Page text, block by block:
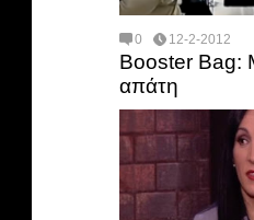
0 12-2-2012
Booster Bag:
απάτη